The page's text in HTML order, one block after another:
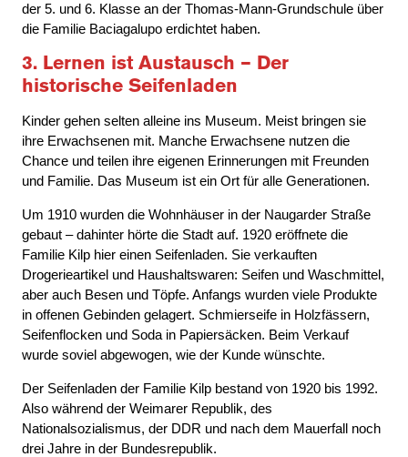
der 5. und 6. Klasse an der Thomas-Mann-Grundschule über
die Familie Baciagalupo erdichtet haben.
3. Lernen ist Austausch – Der
historische Seifenladen
Kinder gehen selten alleine ins Museum. Meist bringen sie
ihre Erwachsenen mit. Manche Erwachsene nutzen die
Chance und teilen ihre eigenen Erinnerungen mit Freunden
und Familie. Das Museum ist ein Ort für alle Generationen.
Um 1910 wurden die Wohnhäuser in der Naugarder Straße
gebaut – dahinter hörte die Stadt auf. 1920 eröffnete die
Familie Kilp hier einen Seifenladen. Sie verkauften
Drogerieartikel und Haushaltswaren: Seifen und Waschmittel,
aber auch Besen und Töpfe. Anfangs wurden viele Produkte
in offenen Gebinden gelagert. Schmierseife in Holzfässern,
Seifenflocken und Soda in Papiersäcken. Beim Verkauf
wurde soviel abgewogen, wie der Kunde wünschte.
Der Seifenladen der Familie Kilp bestand von 1920 bis 1992.
Also während der Weimarer Republik, des
Nationalsozialismus, der DDR und nach dem Mauerfall noch
drei Jahre in der Bundesrepublik.